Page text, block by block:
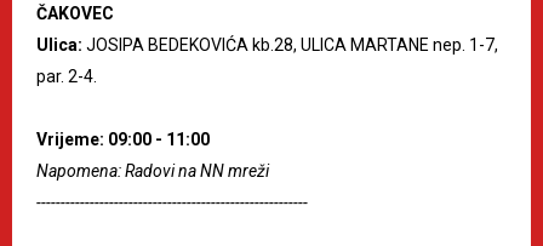
ČAKOVEC
Ulica: JOSIPA BEDEKOVIĆA kb.28, ULICA MARTANE nep. 1-7,
par. 2-4.
Vrijeme: 09:00 - 11:00
Napomena: Radovi na NN mreži
--------------------------------------------------------